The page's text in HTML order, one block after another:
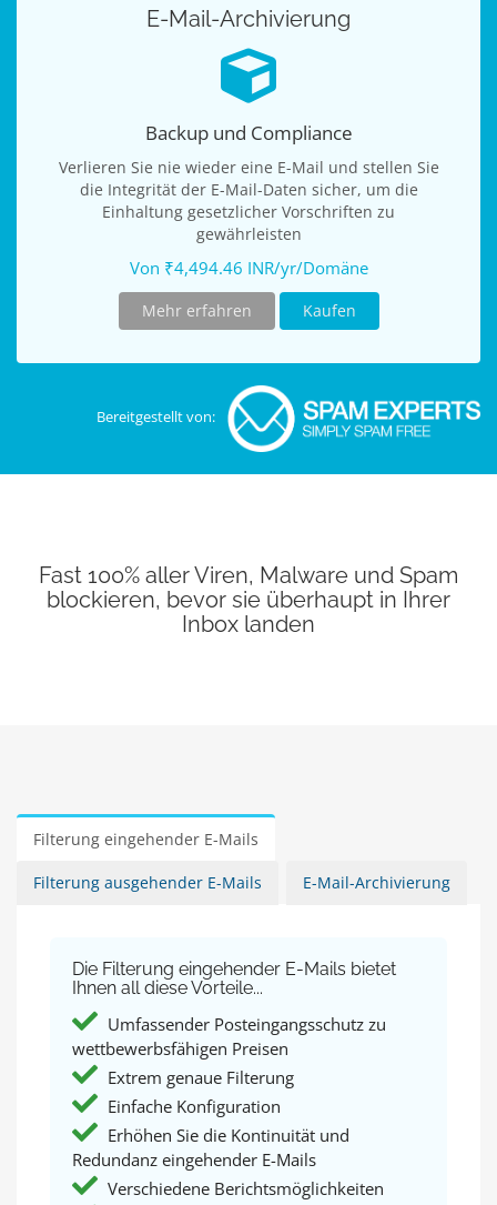
E-Mail-Archivierung
Backup und Compliance
Verlieren Sie nie wieder eine E-Mail und stellen Sie
die Integrität der E-Mail-Daten sicher, um die
Einhaltung gesetzlicher Vorschriften zu
gewährleisten
Von ₹4,494.46 INR/yr/Domäne
Mehr erfahren Kaufen
Bereitgestellt von:
Fast 100% aller Viren, Malware und Spam
blockieren, bevor sie überhaupt in Ihrer
Inbox landen
Filterung eingehender E-Mails
Filterung ausgehender E-Mails E-Mail-Archivierung
Die Filterung eingehender E-Mails bietet
Ihnen all diese Vorteile...
Umfassender Posteingangsschutz zu
wettbewerbsfähigen Preisen
Extrem genaue Filterung
Einfache Konfiguration
Erhöhen Sie die Kontinuität und
Redundanz eingehender E-Mails
Verschiedene Berichtsmöglichkeiten